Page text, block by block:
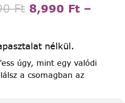
Ft 8,990 Ft –
nélkül.
úgy, mint egy valódi
a csomagban az